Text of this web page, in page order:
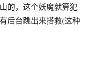
的，这个妖魔就算犯
后台跳出来搭救(这种